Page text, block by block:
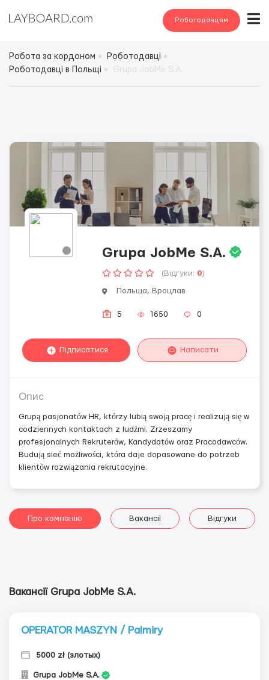
Роботодавцям
Робота за кордоном
Роботодавці
Роботодавці в Польщі
Grupa JobMe S.A.
(Відгуки: 0)
Польща, Вроцлав
5 1650 0
Підписатися Написати
Опис
Grupą pasjonatów HR, którzy lubią swoją pracę i realizują się w
codziennych kontaktach z ludźmi. Zrzeszamy
profesjonalnych Rekruterów, Kandydatów oraz Pracodawców.
Budują sieć możliwości, która daje dopasowane do potrzeb
klientów rozwiązania rekrutacyjne.
Про компанію Вакансії Відгуки
Вакансії Grupa JobMe S.A.
OPERATOR MASZYN / Palmiry
5000 zł (злотых)
Grupa JobMe S.A.